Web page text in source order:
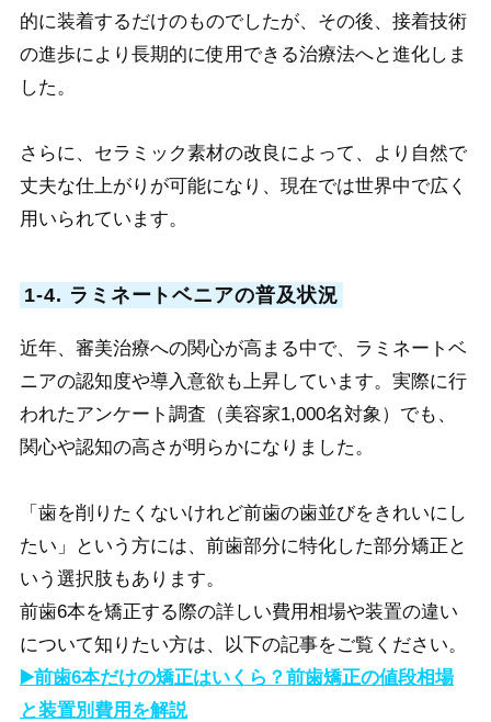
的に装着するだけのものでしたが、その後、接着技術
の進歩により長期的に使用できる治療法へと進化しま
した。
さらに、セラミック素材の改良によって、より自然で
丈夫な仕上がりが可能になり、現在では世界中で広く
用いられています。
1-4. ラミネートベニアの普及状況
近年、審美治療への関心が高まる中で、ラミネートベ
ニアの認知度や導入意欲も上昇しています。実際に行
われたアンケート調査（美容家1,000名対象）でも、
関心や認知の高さが明らかになりました。
「歯を削りたくないけれど前歯の歯並びをきれいにし
たい」という方には、前歯部分に特化した部分矯正と
いう選択肢もあります。
前歯6本を矯正する際の詳しい費用相場や装置の違い
について知りたい方は、以下の記事をご覧ください。
▶️前歯6本だけの矯正はいくら？前歯矯正の値段相場
と装置別費用を解説